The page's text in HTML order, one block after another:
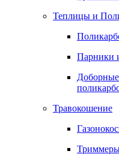
Теплицы и
Парники
Травокошение